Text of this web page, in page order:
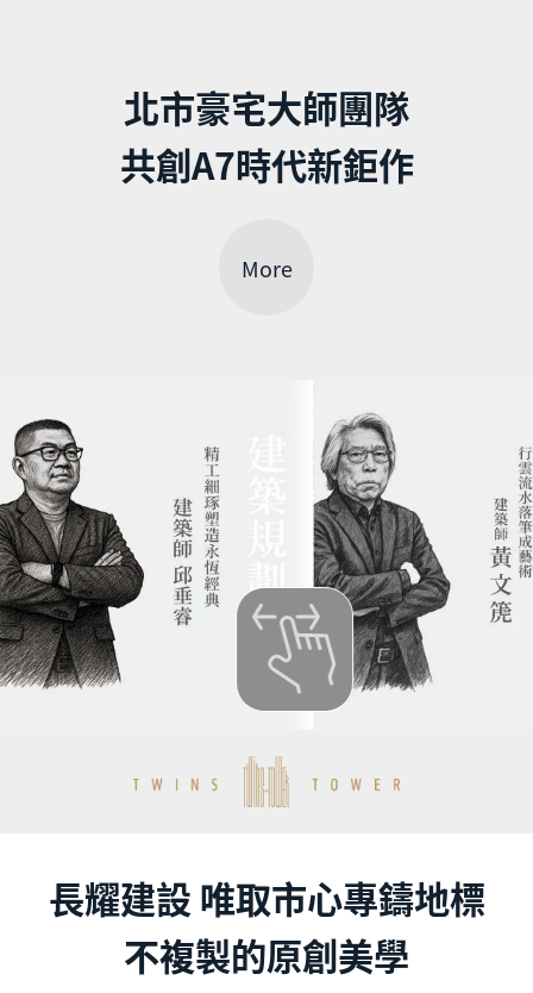
北市豪宅大師團隊
共創A7時代新鉅作
More
長耀建設 唯取市心專鑄地標
不複製的原創美學